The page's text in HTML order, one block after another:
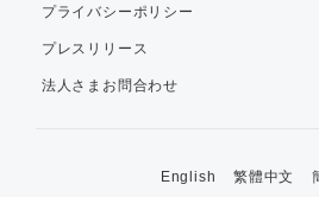
プライバシーポリシー
プレスリリース
法人さまお問合わせ
English 繁體中文